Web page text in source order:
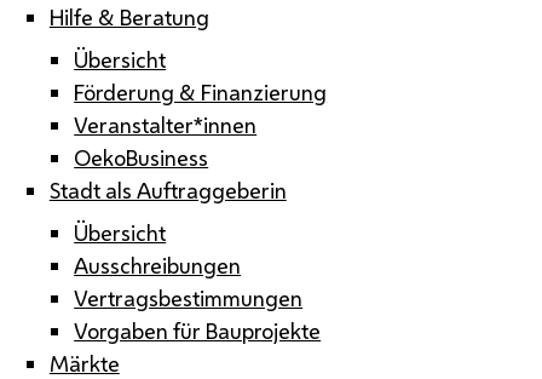
Hilfe & Beratung
Übersicht
Förderung & Finanzierung
Veranstalter*innen
OekoBusiness
Stadt als Auftraggeberin
Übersicht
Ausschreibungen
Vertragsbestimmungen
Vorgaben für Bauprojekte
Märkte